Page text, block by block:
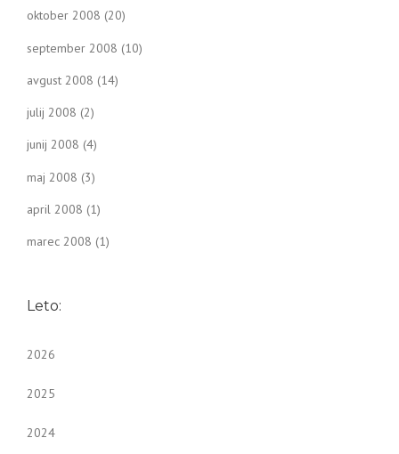
oktober 2008 (20)
september 2008 (10)
avgust 2008 (14)
julij 2008 (2)
junij 2008 (4)
maj 2008 (3)
april 2008 (1)
marec 2008 (1)
Leto:
2026
2025
2024